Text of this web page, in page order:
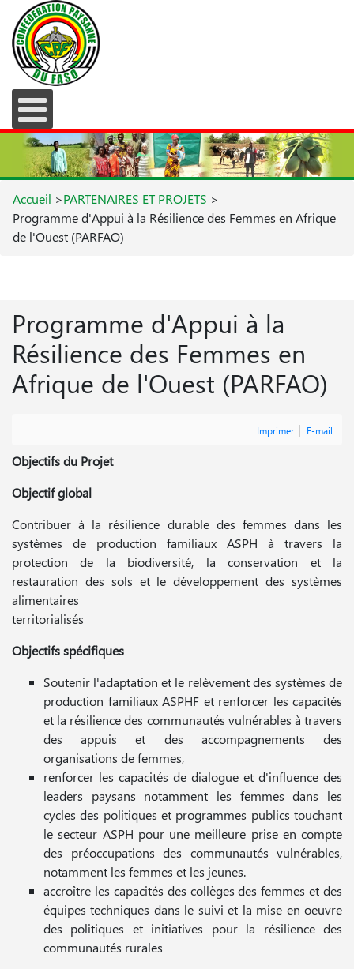
Accueil >PARTENAIRES ET PROJETS >
Programme d'Appui à la Résilience des Femmes en Afrique
de l'Ouest (PARFAO)
Programme d'Appui à la
Résilience des Femmes en
Afrique de l'Ouest (PARFAO)
Imprimer E-mail
Objectifs du Projet
Objectif global
Contribuer à la résilience durable des femmes dans les
systèmes de production familiaux ASPH à travers la
protection de la biodiversité, la conservation et la
restauration des sols et le développement des systèmes
alimentaires
territorialisés
Objectifs spécifiques
Soutenir l'adaptation et le relèvement des systèmes de
production familiaux ASPHF et renforcer les capacités
et la résilience des communautés vulnérables à travers
des appuis et des accompagnements des
organisations de femmes,
renforcer les capacités de dialogue et d'influence des
leaders paysans notamment les femmes dans les
cycles des politiques et programmes publics touchant
le secteur ASPH pour une meilleure prise en compte
des préoccupations des communautés vulnérables,
notamment les femmes et les jeunes.
accroître les capacités des collèges des femmes et des
équipes techniques dans le suivi et la mise en oeuvre
des politiques et initiatives pour la résilience des
communautés rurales